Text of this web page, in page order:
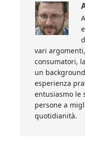
vari
consumatori,
un
esperienza
entusiasmo le
persone a
quotidianità.